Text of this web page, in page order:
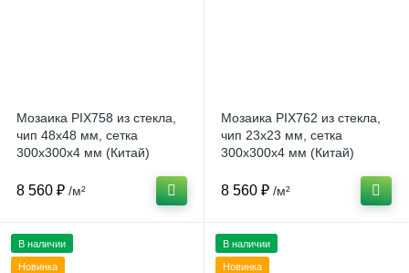
Мозаика PIX758 из стекла,
чип 48x48 мм, сетка
300х300x4 мм (Китай)
8 560 ₽ /м²
Мозаика PIX762 из стекла,
чип 23x23 мм, сетка
300х300x4 мм (Китай)
8 560 ₽ /м²
В наличии
Новинка
В наличии
Новинка